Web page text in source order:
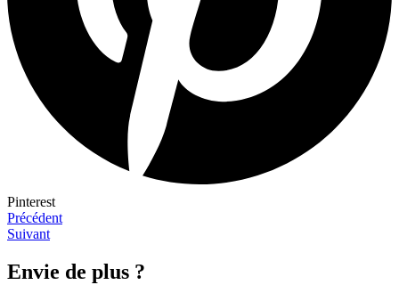
Pinterest
Précédent
Suivant
Envie de plus ?